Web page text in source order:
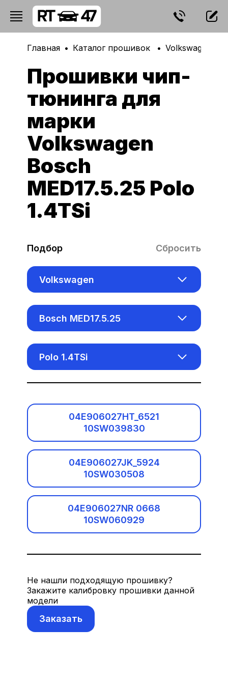
Главная Каталог прошивок Volkswagen
Прошивки чип-
тюнинга для
марки
Volkswagen
Bosch
MED17.5.25 Polo
1.4TSi
Подбор Сбросить
Volkswagen
Acura
Alfa Romeo
Audi
Benelli
Bentley
BMW Motorrad
Changan
Bosch MED17.5.25
Aisin AL1000
Bosch EDC15VM+
Bosch EDC16U1
Bosch EDC16U31
Bosch EDC16U34
Bosch EDC17C46
Bosch EDC17C54
Bosch EDC17C74
Bosch EDC17CP14
Polo 1.4TSi
04E906027HT_6521
10SW039830
04E906027JK_5924
10SW030508
04E906027NR 0668
10SW060929
Заказать
Не нашли подходящую прошивку?
Закажите калибровку прошивки данной
модели
Логин и пароль